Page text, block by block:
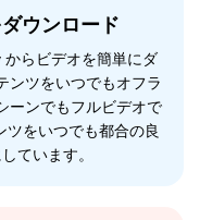
ウンロード
らビデオを簡単にダ
ンツをいつでもオフラ
ーンでもフルビデオで
ツをいつでも都合の良
ています。